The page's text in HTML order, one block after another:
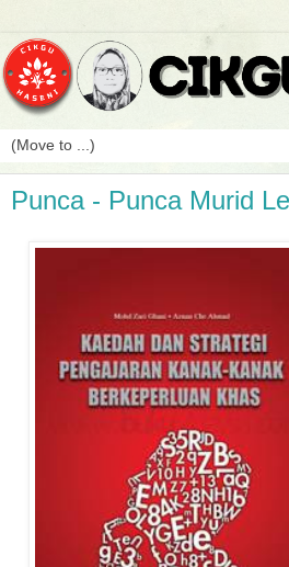
Punca - Punca Murid